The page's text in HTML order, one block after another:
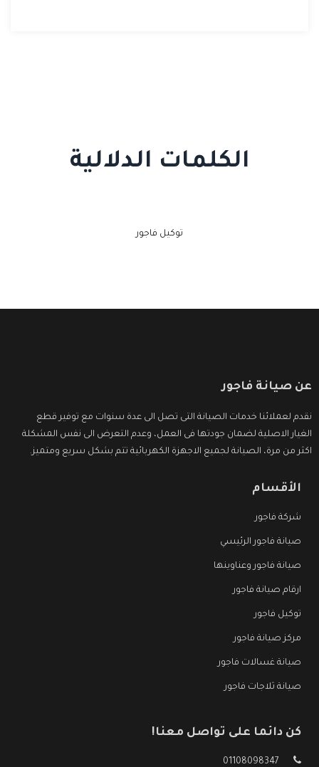
الكلمات الدلالية
توكيل فاجور
عن صيانة فاجور
نقدم لعملائنا خدمات الصيانة التى تصل الى عدة سنوات مع توفير قطع
الغيار الاصلية لضمان جودتها فى العمل، وعدم التعرض الى نفس المشكلة
اكثر من مرة، الصيانة لجميع الاجهزة الكهربائية تتم بشكل سريع ومتميز.
الأقسام
شركة فاجور
صيانة فاجور الرئيسي
صيانة فاجور وعناوينها
ارقام صيانة فاجور
توكيل فاجور
مركز صيانة فاجور
صيانة غسالات فاجور
صيانة ثلاجات فاجور
كن دائما على تواصل معنا!
01108098347